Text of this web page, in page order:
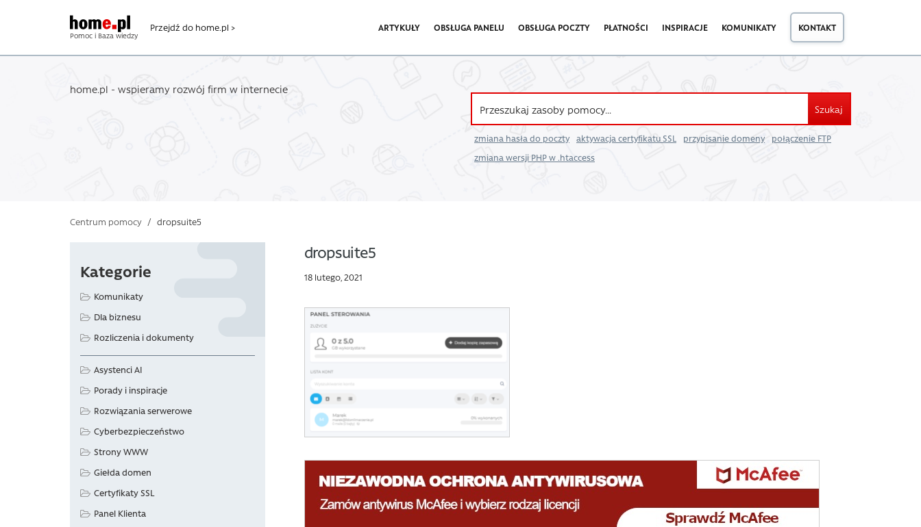
Pomoc i Baza wiedzy
Przejdź do home.pl > ARTYKUŁY OBSŁUGA PANELU OBSŁUGA POCZTY PŁATNOŚCI INSPIRACJE KOMUNIKATY KONTAKT
home.pl - wspieramy rozwój firm w internecie
Szukaj
zmiana hasła do poczty aktywacja certyfikatu SSL przypisanie domeny
połączenie FTP
zmiana wersji PHP w .htaccess
Centrum pomocy / dropsuite5
Kategorie
Komunikaty
Dla biznesu
Rozliczenia i dokumenty
Asystenci AI
Porady i inspiracje
Rozwiązania serwerowe
Cyberbezpieczeństwo
Strony WWW
Giełda domen
Certyfikaty SSL
Panel Klienta
dropsuite5
18 lutego, 2021